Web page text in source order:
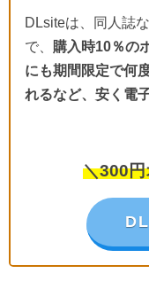
DLsiteは、同人誌
で、
購入時10％の
にも期間限定で何
れるなど、安く電
＼300円